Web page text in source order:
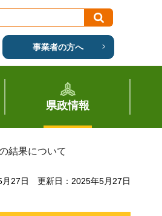
事業者の方へ
県政情報
結果について
27日 更新日：2025年5月27日